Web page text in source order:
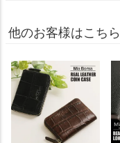
他のお客様はこち